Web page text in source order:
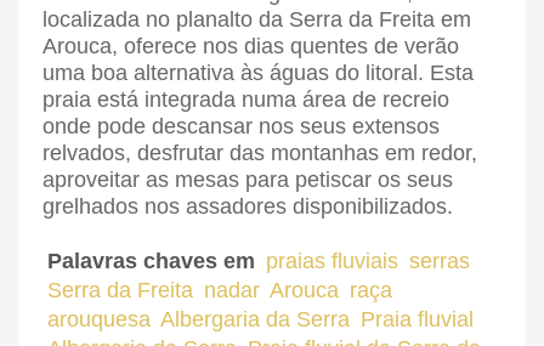
localizada no planalto da Serra da Freita em
Arouca, oferece nos dias quentes de verão
uma boa alternativa às águas do litoral. Esta
praia está integrada numa área de recreio
onde pode descansar nos seus extensos
relvados, desfrutar das montanhas em redor,
aproveitar as mesas para petiscar os seus
grelhados nos assadores disponibilizados.
Palavras chaves em praias fluviais serras
Serra da Freita nadar Arouca raça
arouquesa Albergaria da Serra Praia fluvial